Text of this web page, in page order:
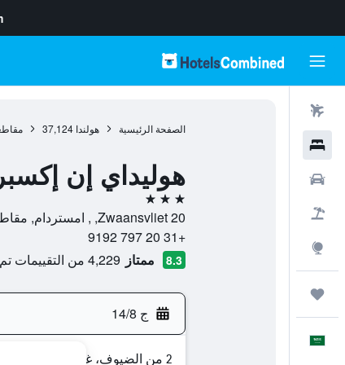
الصفحة الرئيسية هولندا 37,124
هوليداي إن
3 نجوم
Zwaansvliet 20, , امستردام, مقاطعة شمال هولندا, هولندا
+31 20 797 9192
8.3 ممتاز 4,229 من التقييمات تم التحقق منها
ج 14/8
2 من الضيوف، غرفة واحدة